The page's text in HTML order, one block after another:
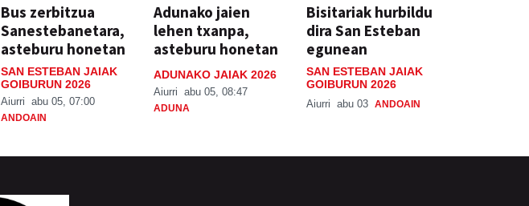
Bus zerbitzua
Sanestebanetara,
asteburu honetan
SAN ESTEBAN JAIAK
GOIBURUN 2026
Aiurri abu 05, 07:00
ANDOAIN
Adunako jaien
lehen txanpa,
asteburu honetan
ADUNAKO JAIAK 2026
Aiurri abu 05, 08:47
ADUNA
Bisitariak hurbildu
dira San Esteban
egunean
SAN ESTEBAN JAIAK
GOIBURUN 2026
Aiurri abu 03 ANDOAIN